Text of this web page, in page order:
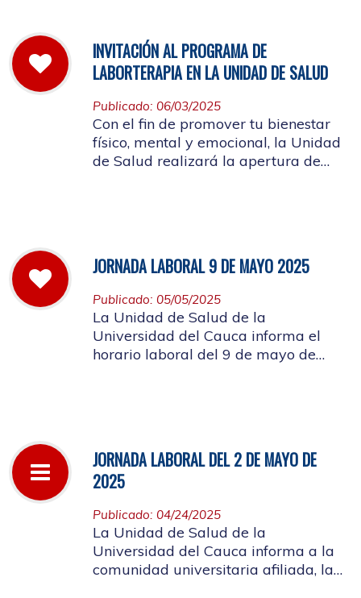
INVITACIÓN AL PROGRAMA DE
LABORTERAPIA EN LA UNIDAD DE SALUD
Publicado: 06/03/2025
Con el fin de promover tu bienestar
físico, mental y emocional, la Unidad
de Salud realizará la apertura de
JORNADA LABORAL 9 DE MAYO 2025
Publicado: 05/05/2025
La Unidad de Salud de la
Universidad del Cauca informa el
horario laboral del 9 de mayo de
JORNADA LABORAL DEL 2 DE MAYO DE
2025
Publicado: 04/24/2025
La Unidad de Salud de la
Universidad del Cauca informa a la
comunidad universitaria afiliada, la